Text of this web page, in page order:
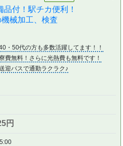
付！駅チカ便利！
械加工、検査
・50代の方も多数活躍してます！！
費無料！さらに光熱費も無料です！
迎バスで通勤ラクラク♪
円